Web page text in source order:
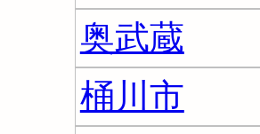
奥武蔵
桶川市